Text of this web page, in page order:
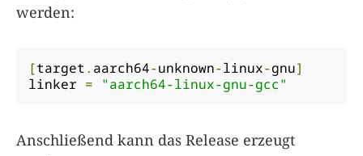
werden:
[target. aarch64-unknown-linux-gnu]
linker = "aarch64-linux-gnu-gcc"
Anschließend kann das Release erzeugt